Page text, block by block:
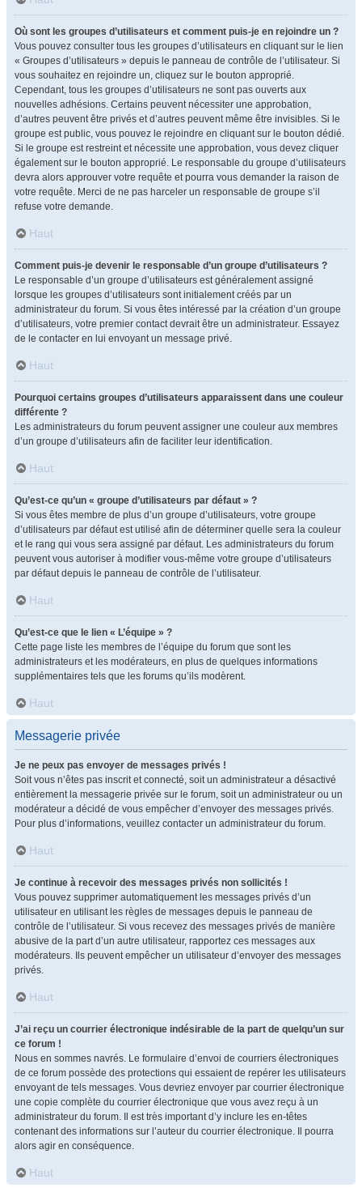
Où sont les groupes d’utilisateurs et comment puis-je en rejoindre un ?
Vous pouvez consulter tous les groupes d’utilisateurs en cliquant sur le lien
« Groupes d’utilisateurs » depuis le panneau de contrôle de l’utilisateur. Si
vous souhaitez en rejoindre un, cliquez sur le bouton approprié.
Cependant, tous les groupes d’utilisateurs ne sont pas ouverts aux
nouvelles adhésions. Certains peuvent nécessiter une approbation,
d’autres peuvent être privés et d’autres peuvent même être invisibles. Si le
groupe est public, vous pouvez le rejoindre en cliquant sur le bouton dédié.
Si le groupe est restreint et nécessite une approbation, vous devez cliquer
également sur le bouton approprié. Le responsable du groupe d’utilisateurs
devra alors approuver votre requête et pourra vous demander la raison de
votre requête. Merci de ne pas harceler un responsable de groupe s’il
refuse votre demande.
Haut
Comment puis-je devenir le responsable d’un groupe d’utilisateurs ?
Le responsable d’un groupe d’utilisateurs est généralement assigné
lorsque les groupes d’utilisateurs sont initialement créés par un
administrateur du forum. Si vous êtes intéressé par la création d’un groupe
d’utilisateurs, votre premier contact devrait être un administrateur. Essayez
de le contacter en lui envoyant un message privé.
Haut
Pourquoi certains groupes d’utilisateurs apparaissent dans une couleur
différente ?
Les administrateurs du forum peuvent assigner une couleur aux membres
d’un groupe d’utilisateurs afin de faciliter leur identification.
Haut
Qu’est-ce qu’un « groupe d’utilisateurs par défaut » ?
Si vous êtes membre de plus d’un groupe d’utilisateurs, votre groupe
d’utilisateurs par défaut est utilisé afin de déterminer quelle sera la couleur
et le rang qui vous sera assigné par défaut. Les administrateurs du forum
peuvent vous autoriser à modifier vous-même votre groupe d’utilisateurs
par défaut depuis le panneau de contrôle de l’utilisateur.
Haut
Qu’est-ce que le lien « L’équipe » ?
Cette page liste les membres de l’équipe du forum que sont les
administrateurs et les modérateurs, en plus de quelques informations
supplémentaires tels que les forums qu’ils modèrent.
Haut
Messagerie privée
Je ne peux pas envoyer de messages privés !
Soit vous n’êtes pas inscrit et connecté, soit un administrateur a désactivé
entièrement la messagerie privée sur le forum, soit un administrateur ou un
modérateur a décidé de vous empêcher d’envoyer des messages privés.
Pour plus d’informations, veuillez contacter un administrateur du forum.
Haut
Je continue à recevoir des messages privés non sollicités !
Vous pouvez supprimer automatiquement les messages privés d’un
utilisateur en utilisant les règles de messages depuis le panneau de
contrôle de l’utilisateur. Si vous recevez des messages privés de manière
abusive de la part d’un autre utilisateur, rapportez ces messages aux
modérateurs. Ils peuvent empêcher un utilisateur d’envoyer des messages
privés.
Haut
J’ai reçu un courrier électronique indésirable de la part de quelqu’un sur
ce forum !
Nous en sommes navrés. Le formulaire d’envoi de courriers électroniques
de ce forum possède des protections qui essaient de repérer les utilisateurs
envoyant de tels messages. Vous devriez envoyer par courrier électronique
une copie complète du courrier électronique que vous avez reçu à un
administrateur du forum. Il est très important d’y inclure les en-têtes
contenant des informations sur l’auteur du courrier électronique. Il pourra
alors agir en conséquence.
Haut